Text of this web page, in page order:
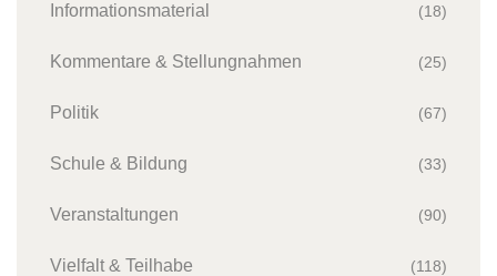
Informationsmaterial (18)
Kommentare & Stellungnahmen (25)
Politik (67)
Schule & Bildung (33)
Veranstaltungen (90)
Vielfalt & Teilhabe (118)